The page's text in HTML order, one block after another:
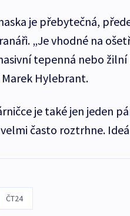
je přebytečná,
„Je vhodné na
tepenná nebo
Hylebrant.
je také jen jeden
často roztrhne.
ČT24